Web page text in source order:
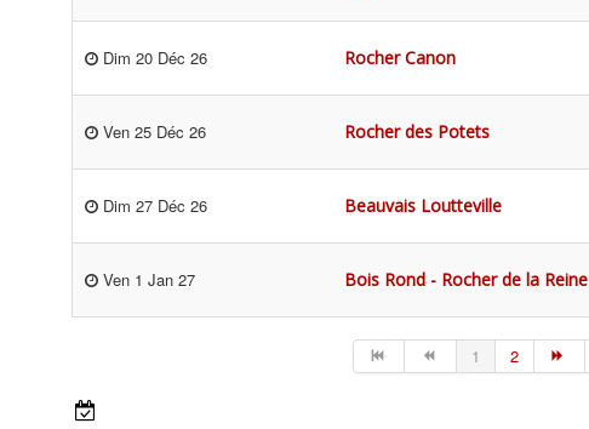
Dim 20 Déc 26 Rocher Canon
Ven 25 Déc 26 Rocher des Potets
Dim 27 Déc 26 Beauvais Loutteville
Ven 1 Jan 27 Bois Rond - Rocher de la Reine
1 2